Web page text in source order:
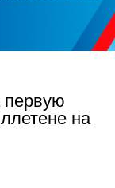
первую
на